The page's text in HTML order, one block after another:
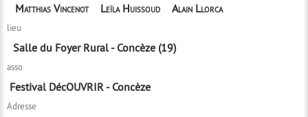
Matthias Vincenot Leïla Huissoud Alain Llorca
lieu
Salle du Foyer Rural - Concèze (19)
asso
Festival DécOUVRIR - Concèze
Adresse